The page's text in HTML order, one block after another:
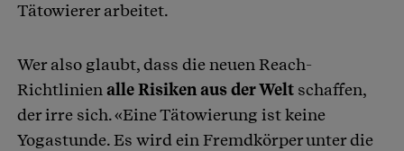
Tätowierer arbeitet.
Wer also glaubt, dass die neuen Reach-
Richtlinienalle Risiken aus der Welt schaffen,
der irre sich. «Eine Tätowierung ist keine
Yogastunde. Es wird ein Fremdkörper unter die